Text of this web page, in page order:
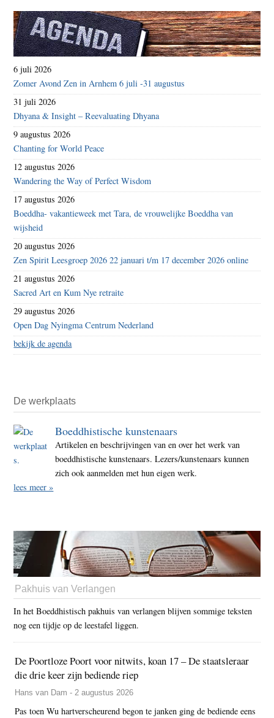
6 juli 2026
Zomer Avond Zen in Arnhem 6 juli -31 augustus
31 juli 2026
Dhyana & Insight – Reevaluating Dhyana
9 augustus 2026
Chanting for World Peace
12 augustus 2026
Wandering the Way of Perfect Wisdom
17 augustus 2026
Boeddha- vakantieweek met Tara, de vrouwelijke Boeddha van
wijsheid
20 augustus 2026
Zen Spirit Leesgroep 2026 22 januari t/m 17 december 2026 online
21 augustus 2026
Sacred Art en Kum Nye retraite
29 augustus 2026
Open Dag Nyingma Centrum Nederland
bekijk de agenda
De werkplaats
Boeddhistische kunstenaars
Artikelen en beschrijvingen van en over het werk van
boeddhistische kunstenaars. Lezers/kunstenaars kunnen
zich ook aanmelden met hun eigen werk.
lees meer »
Pakhuis van Verlangen
In het Boeddhistisch pakhuis van verlangen blijven sommige teksten
nog een tijdje op de leestafel liggen.
De Poortloze Poort voor nitwits, koan 17 – De staatsleraar
die drie keer zijn bediende riep
Hans van Dam - 2 augustus 2026
Pas toen Wu hartverscheurend begon te janken ging de bediende eens